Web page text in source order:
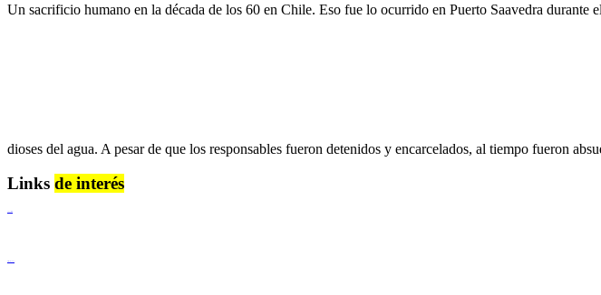
Un sacrificio humano en la década de los 60 en Chile. Eso fue lo ocurrido en Puerto Saavedra
dioses del agua. A pesar de que los responsables fueron detenidos y encarcelados, al tiempo fueron
Links de interés